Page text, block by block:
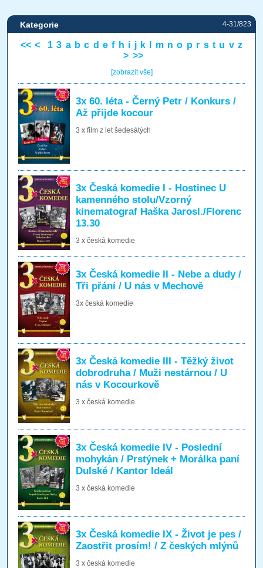
Kategorie 4-31/823
<< < 1 3 a b c d e f h i j k m n o p r s t u v z
> >>
[zobrazit vše]
3x 60. léta - Černý Petr / Konkurs /
Až přijde kocour
3 x film z let šedesátých
3x Česká komedie I - Hostinec U
kamenného stolu/Vzorný
kinematograf Haška Jarosl./Florenc
13.30
3 x česká komedie
3x Česká komedie II - Nebe a dudy /
Tři přání / U nás v Mechově
3x česká komedie
3x Česká komedie III - Těžký život
dobrodruha / Muži nestárnou / U
nás v Kocourkově
3 x česká komedie
3x Česká komedie IV - Poslední
mohykán / Prstýnek + Morálka paní
Dulské / Kantor Ideál
3 x česká komedie
3x Česká komedie IX - Život je pes /
Zaostřit prosím! / Z českých mlýnů
3 x česká komedie